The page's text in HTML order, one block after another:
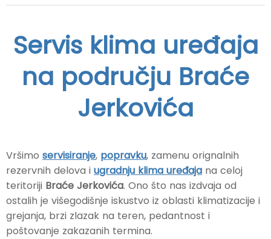
Servis klima uređaja
na području Braće
Jerkovića
Vršimo servisiranje, popravku, zamenu orignalnih
rezervnih delova i ugradnju klima uređaja na celoj
teritoriji Braće Jerkovića. Ono što nas izdvaja od
ostalih je višegodišnje iskustvo iz oblasti klimatizacije i
grejanja, brzi zlazak na teren, pedantnost i
poštovanje zakazanih termina.